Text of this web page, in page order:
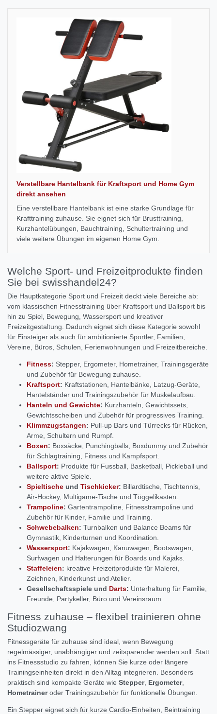
Verstellbare Hantelbank für Kraftsport und Home Gym
direkt ansehen
Eine verstellbare Hantelbank ist eine starke Grundlage für
Krafttraining zuhause. Sie eignet sich für Brusttraining,
Kurzhantelübungen, Bauchtraining, Schultertraining und
viele weitere Übungen im eigenen Home Gym.
Welche Sport- und Freizeitprodukte finden
Sie bei swisshandel24?
Die Hauptkategorie Sport und Freizeit deckt viele Bereiche ab:
vom klassischen Fitnesstraining über Kraftsport und Ballsport bis
hin zu Spiel, Bewegung, Wassersport und kreativer
Freizeitgestaltung. Dadurch eignet sich diese Kategorie sowohl
für Einsteiger als auch für ambitionierte Sportler, Familien,
Vereine, Büros, Schulen, Ferienwohnungen und Freizeitbereiche.
Fitness: Stepper, Ergometer, Hometrainer, Trainingsgeräte
und Zubehör für Bewegung zuhause.
Kraftsport: Kraftstationen, Hantelbänke, Latzug-Geräte,
Hantelständer und Trainingszubehör für Muskelaufbau.
Hanteln und Gewichte: Kurzhanteln, Gewichtssets,
Gewichtsscheiben und Zubehör für progressives Training.
Klimmzugstangen: Pull-up Bars und Türrecks für Rücken,
Arme, Schultern und Rumpf.
Boxen: Boxsäcke, Punchingballs, Boxdummy und Zubehör
für Schlagtraining, Fitness und Kampfsport.
Ballsport: Produkte für Fussball, Basketball, Pickleball und
weitere aktive Spiele.
Spieltische und Tischkicker: Billardtische, Tischtennis,
Air-Hockey, Multigame-Tische und Töggelikasten.
Trampoline: Gartentrampoline, Fitnesstrampoline und
Zubehör für Kinder, Familie und Training.
Schwebebalken: Turnbalken und Balance Beams für
Gymnastik, Kinderturnen und Koordination.
Wassersport: Kajakwagen, Kanuwagen, Bootswagen,
Surfwagen und Halterungen für Boards und Kajaks.
Staffeleien: kreative Freizeitprodukte für Malerei,
Zeichnen, Kinderkunst und Atelier.
Gesellschaftsspiele und Darts: Unterhaltung für Familie,
Freunde, Partykeller, Büro und Vereinsraum.
Fitness zuhause – flexibel trainieren ohne
Studiozwang
Fitnessgeräte für zuhause sind ideal, wenn Bewegung
regelmässiger, unabhängiger und zeitsparender werden soll. Statt
ins Fitnessstudio zu fahren, können Sie kurze oder längere
Trainingseinheiten direkt in den Alltag integrieren. Besonders
praktisch sind kompakte Geräte wie Stepper, Ergometer,
Hometraineroder Trainingszubehör für funktionelle Übungen.
Ein Stepper eignet sich für kurze Cardio-Einheiten, Beintraining